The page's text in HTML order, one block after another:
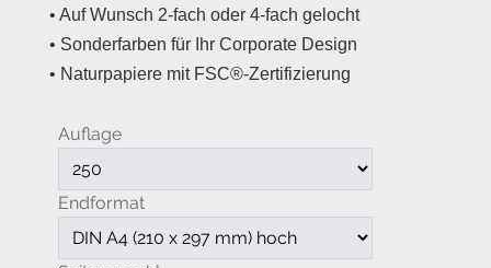
• Auf Wunsch 2-fach oder 4-fach gelocht
• Sonderfarben für Ihr Corporate Design
• Naturpapiere mit FSC®-Zertifizierung